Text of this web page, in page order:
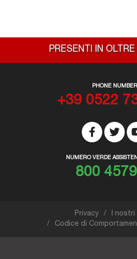
PRESENTI IN
PHONE NUMBER
+39 0522
NUMERO VERDE
800
Privacy
I nostri
Codice di